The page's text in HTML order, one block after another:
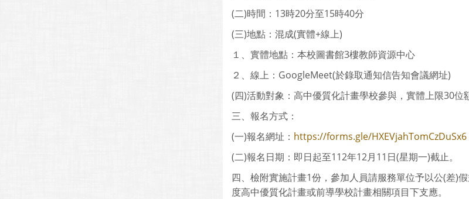
(二)時間：13時20分至15時40分
(三)地點：混成(實體+線上)
１、實體地點：本校圖書館3樓教師資源中心
２、線上：GoogleMeet(於錄取通知信告知會議網址)
(四)活動對象：高中優質化計畫學校參與，實體上限30位
三、報名方式：
(一)報名網址： https://forms.gle/HXEVjahTomCzDuSx6
(二)報名日期：即日起至112年12月11日(星期一)截止。
四、檢附實施計畫1份，參加人員請服務單位予以公(差)
度高中優質化計畫或前導學校計畫相關項目下支應。